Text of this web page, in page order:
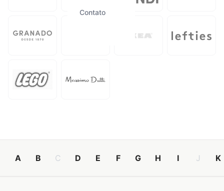
Contato
A B C D E F G H I J K